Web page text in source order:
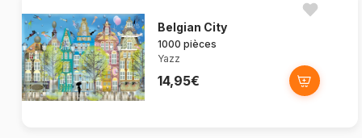
Belgian City
1000 pièces
Yazz
14,95€